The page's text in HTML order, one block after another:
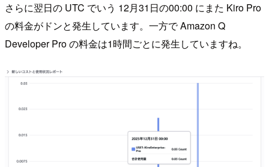
さらに翌日の UTC でいう 12月31日の00:00 にまた Kiro Pro
の料金がドンと発生しています。一方で Amazon Q
Developer Pro の料金は1時間ごとに発生していますね。